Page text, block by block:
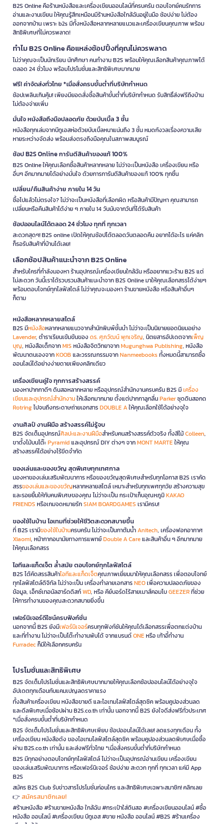
B2S Online คือร้านหนังสือและเครื่องเขียนออนไลน์ที่ครบครัน ตอบโจทย์คนรักการ
อ่านและงานเขียน ให้คุณรู้สึกเหมือนมีร้านหนังสือใกล้ฉันอยู่ในมือ ช้อปง่าย ไม่ต้อง
ออกจากบ้าน เพราะ b2s มีทั้งหนังสือหลากหลายแนวและเครื่องเขียนคุณภาพ พร้อม
สิทธิพิเศษที่ไม่ควรพลาด!
ทำไม B2S Online คือแหล่งช้อปปิ้งที่คุณไม่ควรพลาด
ไม่ว่าคุณจะเป็นนักเรียน นักศึกษา คนทำงาน B2S พร้อมให้คุณเลือกสินค้าคุณภาพได้
ตลอด 24 ชั่วโมง พร้อมโปรโมชั่นและสิทธิพิเศษมากมาย
ฟรี! ค่าจัดส่งทั่วไทย *เมื่อสั่งครบขั้นต่ำที่บริษัทกำหนด
ช้อปเพลินเกินคุ้ม! เพียงมียอดสั่งซื้อสินค้าขั้นต่ำที่บริษัทกำหนด รับสิทธิ์ส่งฟรีถึงบ้าน
ไม่ต้องจ่ายเพิ่ม
มั่นใจ หนังสือถึงมือปลอดภัย ด้วยบับเบิ้ล 3 ชั้น
หนังสือทุกเล่มจากบีทูเอสห่อด้วยบับเบิ้ลหนาแน่นถึง 3 ชั้น หมดกังวลเรื่องความเสีย
หายระหว่างจัดส่ง พร้อมส่งตรงถึงมือคุณในสภาพสมบูรณ์
ช้อป B2S Online การันตีสินค้าของแท้ 100%
B2S Online ให้คุณเลือกซื้อสินค้าหลากหลาย ไม่ว่าจะเป็นหนังสือ เครื่องเขียน หรือ
อื่นๆ อีกมากมายได้อย่างมั่นใจ ด้วยการการันตีสินค้าของแท้ 100% ทุกชิ้น
เปลี่ยน/คืนสินค้าง่าย ภายใน 14 วัน
ซื้อไปแล้วไม่ตรงใจ? ไม่ว่าจะเป็นหนังสือที่เลือกผิด หรือสินค้ามีปัญหา คุณสามารถ
เปลี่ยนหรือคืนสินค้าได้ง่าย ๆ ภายใน 14 วันนับจากวันที่ได้รับสินค้า
ช้อปออนไลน์ได้ตลอด 24 ชั่วโมง ทุกที่ ทุกเวลา
สะดวกสุดๆ! B2S online เปิดให้คุณช้อปได้ตลอดวันตลอดคืน อยากได้อะไร แค่คลิก
ก็รอรับสินค้าที่บ้านได้เลย!
เลือกช้อปสินค้าแนะนำจาก B2S Online
สำหรับใครที่กำลังมองหา ร้านอุปกรณ์เครื่องเขียนใกล้ฉัน หรืออยากแวะร้าน B2S แต่
ไม่สะดวก วันนี้เราได้รวบรวมสินค้าแนะนำจาก B2S Online มาให้คุณเลือกสรรได้ง่ายๆ
พร้อมตอบโจทย์ทุกไลฟ์สไตล์ ไม่ว่าคุณจะมองหา ร้านขายหนังสือ หรือสินค้าอื่นๆ
ก็ตาม
หนังสือหลากหลายสไตล์
B2S มีหนังสือหลากหลายแนวจากสำนักพิมพ์ชั้นนำ ไม่ว่าจะเป็นนิยายยอดนิยมอย่าง
Lavender, ตำราเรียนเข้มข้นของดร. ศุภวัฒน์ พุกเจริญ, นิตยสารอัปเดตจากเพ็ญ
บุญ, หนังสือเด็กจากMIS หนังสือจิตวิทยาจากMugunghwa Publishing, หนังสือ
พัฒนาตนเองจากKOOB และวรรณกรรมจากNanmeebooks ทั้งหมดนี้สามารถซื้อ
ออนไลน์ได้อย่างง่ายดายเพียงคลิกเดียว
เครื่องเขียนคู่ใจ ทุกการสร้างสรรค์
มองหาปากกาดีๆ ดินสอหลากหลาย หรืออุปกรณ์สำนักงานครบครัน B2S มีเครื่อง
เขียนและอุปกรณ์สำนักงานให้เลือกมากมาย ตั้งแต่ปากกาลูกลื่นParkerชุดดินสอกด
Rotringไปจนถึงกระดาษถ่ายเอกสารDOUBLE Aให้คุณเลือกใช้ได้อย่างจุใจ
งานศิลป์ งานฝีมือ สร้างสรรค์ไม่รู้จบ
B2S จัดเต็มอุปกรณ์ศิลปะและงานฝีมือสำหรับคนสร้างสรรค์ตัวจริง ทั้งสีไม้Colleen,
ขาตั้งไม้บนโต๊ะPyramidและอุปกรณ์ DIY ต่างๆ จากMONT MARTEให้คุณ
สร้างสรรค์ได้อย่างไร้ขีดจำกัด
ของเล่นและของขวัญ สุดพิเศษทุกเทศกาล
มองหาของเล่นเสริมพัฒนาการ หรือของขวัญสุดพิเศษสำหรับทุกโอกาส B2S เราคัด
สรรของเล่นและของขวัญหลากหลายสไตล์ เหมาะสำหรับทุกเพศทุกวัย สร้างความสุข
และรอยยิ้มให้กับคนพิเศษของคุณ ไม่ว่าจะเป็น กระเป๋าเก็บอุณหภูมิKAKAO
FRIENDS หรือเกมจดหมายรักSIAM BOARDGAMES เรามีครบ!
ของใช้ในบ้าน ไอเทมที่ช่วยให้ชีวิตสะดวกสบายขึ้น
ที่ B2S เรามีของใช้ในบ้านครบครัน ไม่ว่าจะเป็นกาต้มน้ำAnitech, เครื่องฟอกอากาศ
Xiaomi, หน้ากากอนามัยทางการแพทย์Double A Careและสินค้าอื่น ๆ อีกมากมาย
ให้คุณเลือกสรร
ไอทีและแก็ดเจ็ต ล้ำสมัย ตอบโจทย์ทุกไลฟ์สไตล์
B2S ได้คัดสรรสินค้าไอทีและแก็ดเจ็ตคุณภาพเยี่ยมมาให้คุณเลือกสรร เพื่อตอบโจทย์
ทุกไลฟ์สไตล์ดิจิทัล ไม่ว่าจะเป็น เครื่องทำลายเอกสารNEOเพื่อความปลอดภัยของ
ข้อมูล, เอ็กซ์เทอนัลฮาร์ดดิสก์WD, หรือ คีย์บอร์ดไร้สายเมาส์คอมโบGEEZERที่ช่วย
ให้การทำงานของคุณสะดวกสบายยิ่งขึ้น
เฟอร์นิเจอร์ดีไซน์ครบฟังก์ชั่น
นอกจากนี้ B2S ยังมีเฟอร์นิเจอร์ครบทุกฟังก์ชันให้คุณได้เลือกสรรเพื่อตกแต่งบ้าน
และที่ทำงาน ไม่ว่าจะเป็นโต๊ะทำงานพับได้ จากแบรนด์ONEหรือ เก้าอี้ทำงาน
Furradecก็มีให้เลือกครบครัน
โปรโมชั่นและสิทธิพิเศษ
B2S จัดเต็มโปรโมชั่นและสิทธิพิเศษมากมายให้คุณเลือกช้อปออนไลน์ได้อย่างจุใจ
อัปเดตทุกเดือนกับแคมเปญลดราคาแรง
ทั้งสินค้าเครื่องเขียน หนังสือขายดี และไอเทมไลฟ์สไตล์สุดชิค พร้อมคูปองส่วนลด
และดีลพิเศษเมื่อช้อปผ่าน B2S.co.th เท่านั้น นอกจากนี้ B2S ยังใจดีส่งฟรีทั่วประเทศ
*เมื่อสั่งครบขั้นต่ำที่บริษัทกำหนด
B2S จัดเต็มโปรโมชั่นและสิทธิพิเศษเพียบ ช้อปออนไลน์ได้เลย! ลดแรงทุกเดือน ทั้ง
เครื่องเขียน หนังสือดัง ของไอเทมไลฟ์สไตล์สุดชิค พร้อมคูปองส่วนลดพิเศษเมื่อซื้อ
ผ่าน B2S.co.th เท่านั้น และส่งฟรีทั่วไทย *เมื่อสั่งครบขั้นต่ำที่บริษัทกำหนด
B2S มีทุกอย่างตอบโจทย์ทุกไลฟ์สไตล์ ไม่ว่าจะเป็นอุปกรณ์อ่านเขียน เครื่องเขียน
ของเล่นเสริมพัฒนาการ หรือเฟอร์นิเจอร์ ช้อปง่าย สะดวก ทุกที่ ทุกเวลา แค่มี App
B2S
สมัคร B2S Club รับข่าวสารโปรโมชั่นก่อนใคร และสิทธิพิเศษเฉพาะสมาชิก! คลิกเลย
👉 สมัครสมาชิกเลย!
#ร้านหนังสือ #ร้านขายหนังสือ ใกล้ฉัน #กระเป๋าใส่ดินสอ #เครื่องเขียนออนไลน์ #ซื้อ
หนังสือ ออนไลน์ #เครื่องเขียน บีทูเอส #ขาย หนังสือ ออนไลน์ #B2S #ร้านเครื่อง